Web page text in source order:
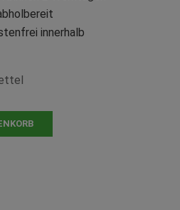
innerhalb